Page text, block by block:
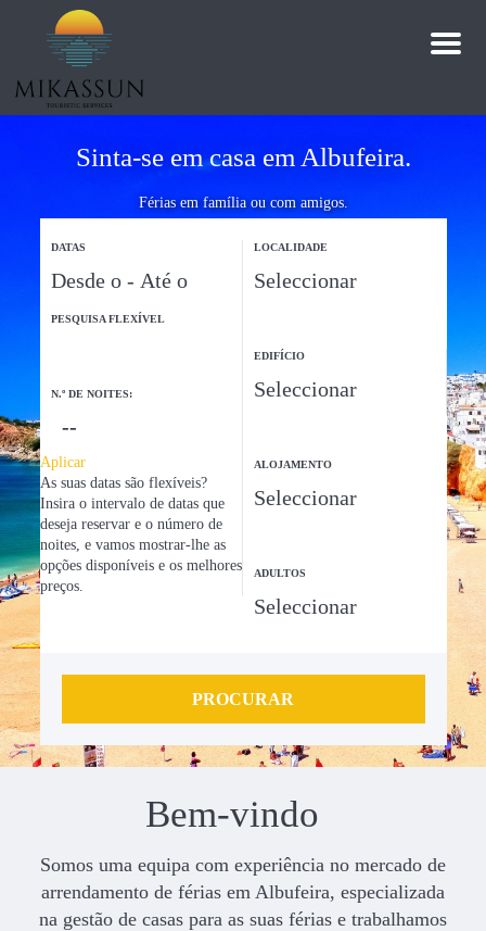
M
Sinta-se em casa em Albufeira.
Férias em família ou com amigos.
DATAS
PESQUISA FLEXÍVEL
N.º DE NOITES:
Aplicar
As suas datas são flexíveis?
Insira o intervalo de datas que
deseja reservar e o número de
noites, e vamos mostrar-lhe as
opções disponíveis e os melhores
preços.
LOCALIDADE
EDIFÍCIO
ALOJAMENTO
ADULTOS
PROCURAR
Bem-vindo
Somos uma equipa com experiência no mercado de
arrendamento de férias em Albufeira, especializada
na gestão de casas para as suas férias e trabalhamos